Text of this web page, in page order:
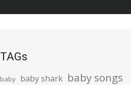
TAGs
baby baby shark baby songs